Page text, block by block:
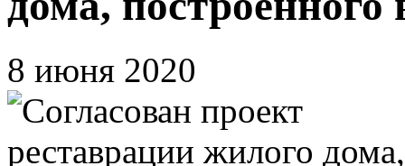
8 июня 2020